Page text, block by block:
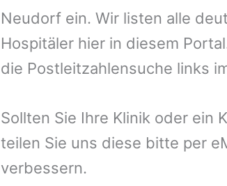
Neudorf ein. Wir listen alle
Hospitäler hier in diesem
die Postleitzahlensuche links
Sollten Sie Ihre Klinik oder ein
teilen Sie uns diese bitte per
verbessern.